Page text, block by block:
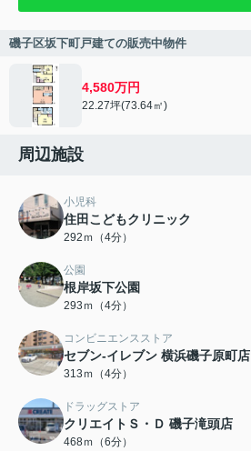
磯子区坂下町戸建ての販売中物件
4,580万円
22.27坪(73.64㎡)
周辺施設
小児科
住田こどもクリニック
292ｍ（4分）
公園
根岸坂下公園
293ｍ（4分）
コンビニエンスストア
セブン-イレブン 横浜磯子原町店
313ｍ（4分）
ドラッグストア
クリエイトＳ・Ｄ 磯子滝頭店
468ｍ（6分）